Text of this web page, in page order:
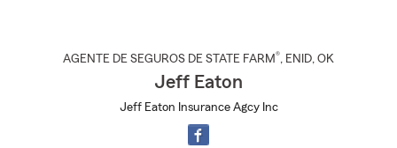
AGENTE DE SEGUROS DE STATE FARM®, ENID, OK
Jeff Eaton
Jeff Eaton Insurance Agcy Inc